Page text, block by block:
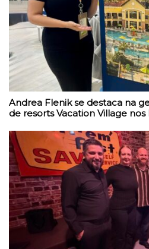
Andrea Flenik se destaca na
de resorts Vacation Village nos